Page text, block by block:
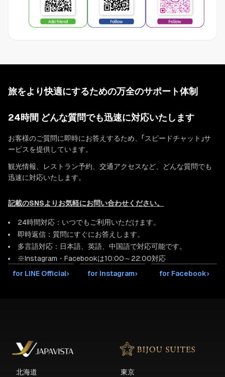
旅をより快適にするための万全のサポート体制
24時間 どんな質問でも迅速に対応いたします
お客様のご質問に即時にお答えするため、「スピードチャット」サ
ービスを提供しています。
観光情報、レストラン予約、交通アクセスなど、どんな質問でも
迅速に対応いたします。
記載のSNSよりお気軽にお問い合わせください。
24時間対応：いつでもご利用いただけます。
即時返信：質問にすぐにお答えします。
多言語対応：日本語、英語、中国語で対応可能です。
※Instagram・Facebookは10:00～22:00対応
for LINE Official› for Instagram› for Facebook›
北海道
東京